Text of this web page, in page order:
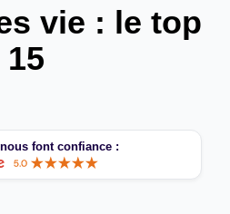
vie : le top
15
font confiance :